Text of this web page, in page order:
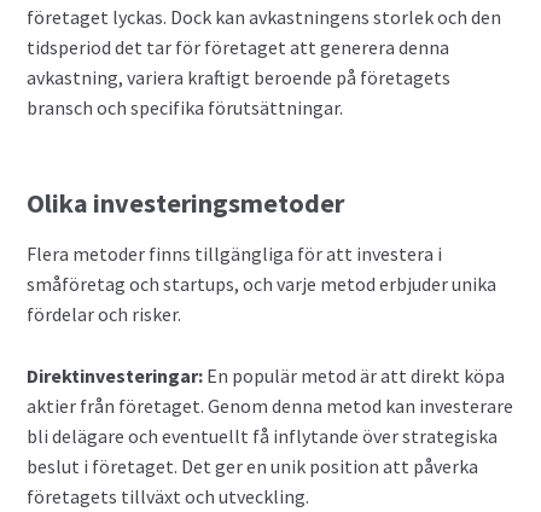
företaget lyckas. Dock kan avkastningens storlek och den
tidsperiod det tar för företaget att generera denna
avkastning, variera kraftigt beroende på företagets
bransch och specifika förutsättningar.
Olika investeringsmetoder
Flera metoder finns tillgängliga för att investera i
småföretag och startups, och varje metod erbjuder unika
fördelar och risker.
Direktinvesteringar: En populär metod är att direkt köpa
aktier från företaget. Genom denna metod kan investerare
bli delägare och eventuellt få inflytande över strategiska
beslut i företaget. Det ger en unik position att påverka
företagets tillväxt och utveckling.